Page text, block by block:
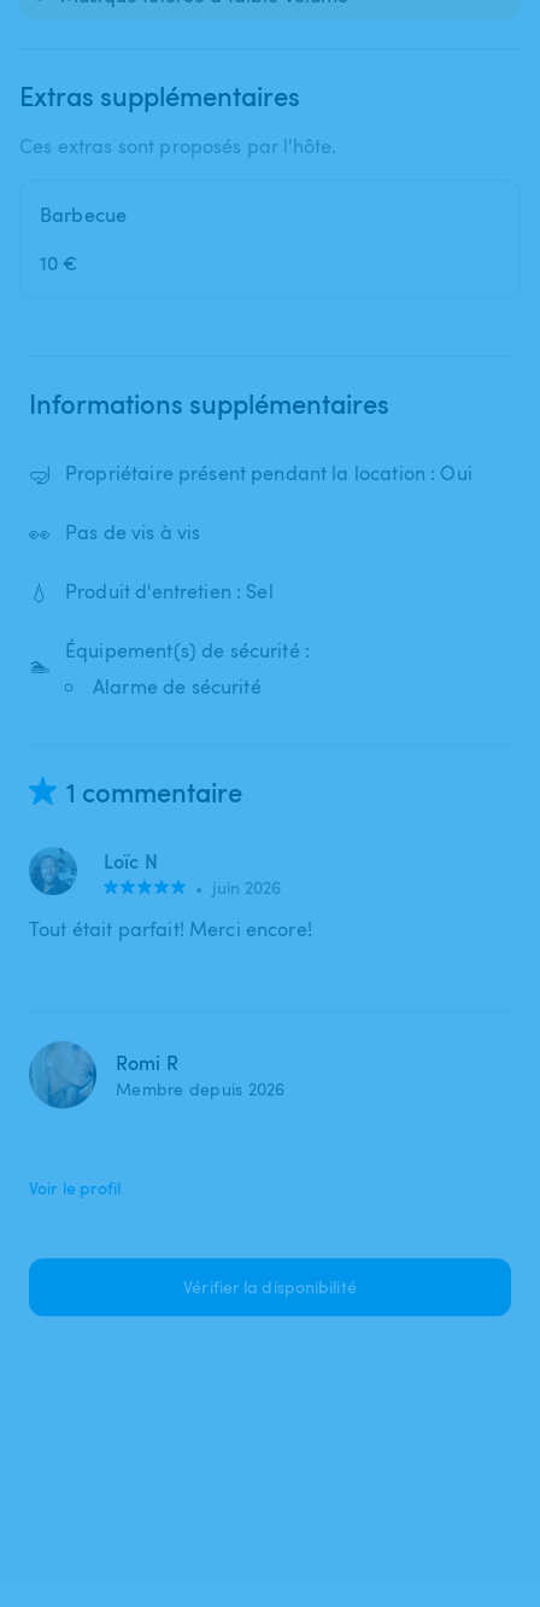
Extras supplémentaires
Ces extras sont proposés par l'hôte.
Barbecue
10 €
Informations supplémentaires
🤿 Propriétaire présent pendant la location : Oui
👀 Pas de vis à vis
💧 Produit d'entretien : Sel
🏊
Équipement(s) de sécurité :
Alarme de sécurité
1 commentaire
Loïc N
• juin 2026
Tout était parfait! Merci encore!
Romi R
Membre depuis 2026
Voir le profil
Vérifier la disponibilité